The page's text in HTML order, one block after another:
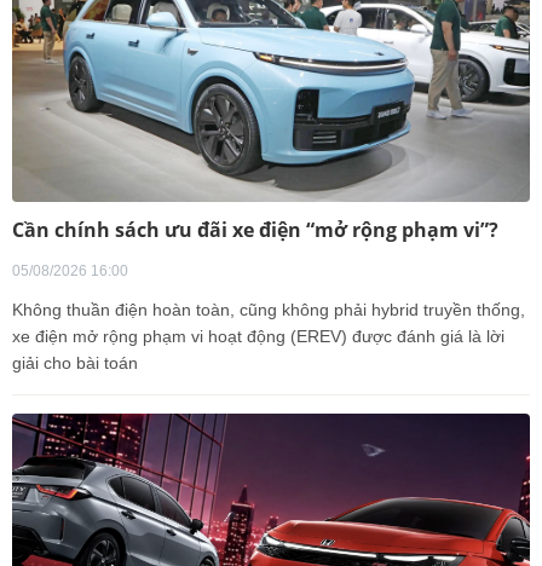
Cần chính sách ưu đãi xe điện “mở rộng phạm vi”?
05/08/2026 16:00
Không thuần điện hoàn toàn, cũng không phải hybrid truyền thống,
xe điện mở rộng phạm vi hoạt động (EREV) được đánh giá là lời
giải cho bài toán